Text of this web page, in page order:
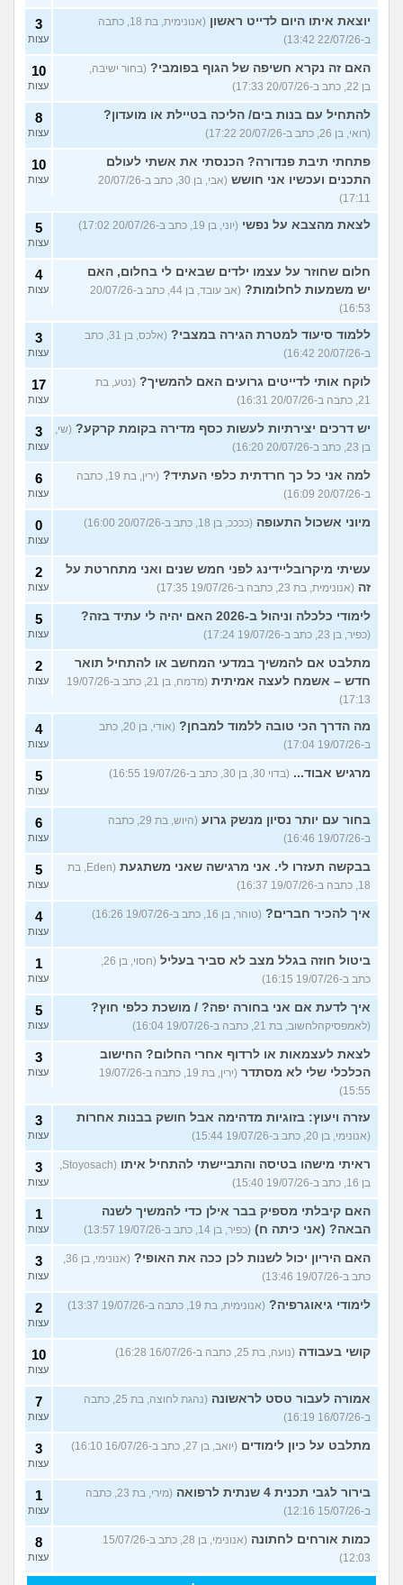
יוצאת איתו היום לדייט ראשון
(אנונימית, בת 18, כתבה
ב-22/07/26 13:42)
3
עצות
האם זה נקרא חשיפה של הגוף בפומבי? (בחור ישיבה,
בן 22, כתב ב-20/07/26 17:33)
10
עצות
להתחיל עם בנות בים/ הליכה בטיילת או מועדון?
(רואי, בן 26, כתב ב-20/07/26 17:22)
8
עצות
פתחתי תיבת פנדורה? הכנסתי את אשתי לעולם
התכנים ועכשיו אני חושש
(אבי, בן 30, כתב ב-20/07/26
17:11)
10
עצות
לצאת מהצבא על נפשי (יוני, בן 19, כתב ב-20/07/26 17:02) 5
עצות
חלום שחוזר על עצמו ילדים שבאים לי בחלום, האם
יש משמעות לחלומות?
(אב עובד, בן 44, כתב ב-20/07/26
16:53)
4
עצות
ללמוד סיעוד למטרת הגירה במצבי?
(אלכס, בן 31, כתב
ב-20/07/26 16:42)
3
עצות
לוקח אותי לדייטים גרועים האם להמשיך? (נטע, בת
21, כתבה ב-20/07/26 16:31)
17
עצות
יש דרכים יצירתיות לעשות כסף מדירה בקומת קרקע? (שי,
בן 23, כתב ב-20/07/26 16:20)
3
עצות
למה אני כל כך חרדתית כלפי העתיד?
(ירין, בת 19, כתבה
ב-20/07/26 16:09)
6
עצות
מיוני אשכול התעופה (ככככ, בן 18, כתב ב-20/07/26 16:00) 0
עצות
עשיתי מיקרובליידינג לפני חמש שנים ואני מתחרטת על
זה (אנונימית, בת 23, כתבה ב-19/07/26 17:35)
2
עצות
לימודי כלכלה וניהול ב-2026 האם יהיה לי עתיד בזה?
(כפיר, בן 23, כתב ב-19/07/26 17:24)
5
עצות
מתלבט אם להמשיך במדעי המחשב או להתחיל תואר
חדש – אשמח לעצה אמיתית
(מדמח, בן 21, כתב ב-19/07/26
17:13)
2
עצות
מה הדרך הכי טובה ללמוד למבחן?
(אודי, בן 20, כתב
ב-19/07/26 17:04)
4
עצות
מרגיש אבוד... (בדוי 30, בן 30, כתב ב-19/07/26 16:55) 5
עצות
בחור עם יותר נסיון מנשק גרוע
(היוש, בת 29, כתבה
ב-19/07/26 16:46)
6
עצות
בבקשה תעזרו לי. אני מרגישה שאני משתגעת
(Eden, בת
18, כתבה ב-19/07/26 16:37)
5
עצות
איך להכיר חברים? (טוהר, בן 16, כתב ב-19/07/26 16:26) 4
עצות
ביטול חוזה בגלל מצב לא סביר בעליל
כתב ב-19/07/26 16:15)
1
עצות
איך לדעת אם אני בחורה יפה? / מושכת כלפי חוץ?
(לאמפסיקהלחשוב, בת 21, כתבה ב-19/07/26 16:04)
5
עצות
לצאת לעצמאות או לרדוף אחרי החלום? החישוב
הכלכלי שלי לא מסתדר
(ירין, בת 19, כתבה ב-19/07/26
15:55)
3
עצות
עזרה ויעוץ: בזוגיות מדהימה אבל חושק בבנות אחרות
(אנונימי, בן 20, כתב ב-19/07/26 15:44)
3
עצות
ראיתי מישהו בטיסה והתביישתי להתחיל איתו
בן 16, כתב ב-19/07/26 15:40)
3
עצות
האם קיבלתי מספיק בבר אילן כדי להמשיך לשנה
הבאה? (אני כיתה ח) (כפיר, בן 14, כתב ב-19/07/26 13:57)
1
עצות
האם היריון יכול לשנות לכן ככה את האופי?
כתב ב-19/07/26 13:46)
3
עצות
לימודי גיאוגרפיה? (אנונימית, בת 19, כתבה ב-19/07/26 13:37) 2
עצות
קושי בעבודה (נועה, בת 25, כתבה ב-16/07/26 16:28) 10
עצות
אמורה לעבור טסט לראשונה
(נהגת לחוצה, בת 25, כתבה
ב-16/07/26 16:19)
7
עצות
מתלבט על כיון לימודים (יואב, בן 27, כתב ב-16/07/26 16:10) 3
עצות
בירור לגבי תכנית 4 שנתית לרפואה
(מירי, בת 23, כתבה
ב-15/07/26 12:16)
1
עצות
כמות אורחים לחתונה
(אנונימי, בן 28, כתב ב-15/07/26
12:03)
8
עצות